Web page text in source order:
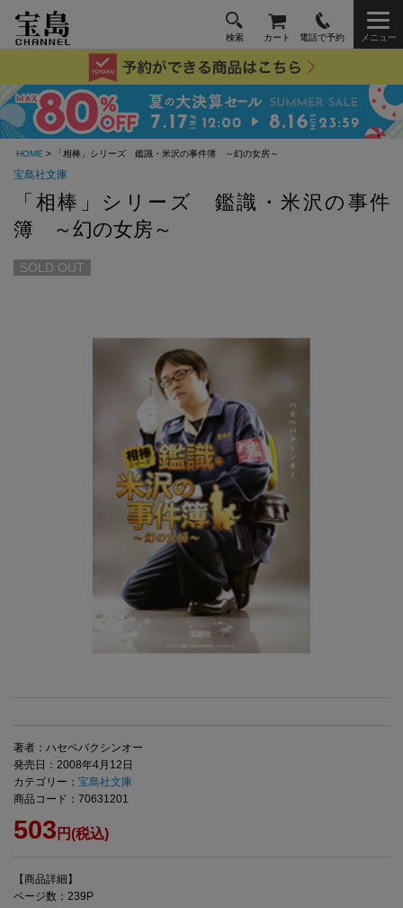
検索 カート 電話で予約 メニュー
HOME > 「相棒」シリーズ 鑑識・米沢の事件簿 ～幻の女房～
宝島社文庫
「相棒」シリーズ 鑑識・米沢の事件
簿 ～幻の女房～
SOLD OUT
著者：ハセベバクシンオー
発売日：2008年4月12日
カテゴリー： 宝島社文庫
商品コード：70631201
503 円(税込)
【商品詳細】
ページ数：239P